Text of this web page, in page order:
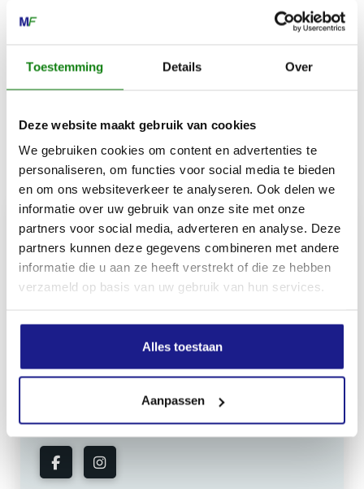
Toestemming Details Over
Deze website maakt gebruik van cookies
We gebruiken cookies om content en advertenties te
personaliseren, om functies voor social media te bieden
en om ons websiteverkeer te analyseren. Ook delen we
informatie over uw gebruik van onze site met onze
partners voor social media, adverteren en analyse. Deze
partners kunnen deze gegevens combineren met andere
informatie die u aan ze heeft verstrekt of die ze hebben
verzameld op basis van uw gebruik van hun services.
Alles toestaan
Aanpassen
Gewicht
850 g
Inhoud door
MECHANISATIE FRANEKER
Kiehoek 26
06-83139573